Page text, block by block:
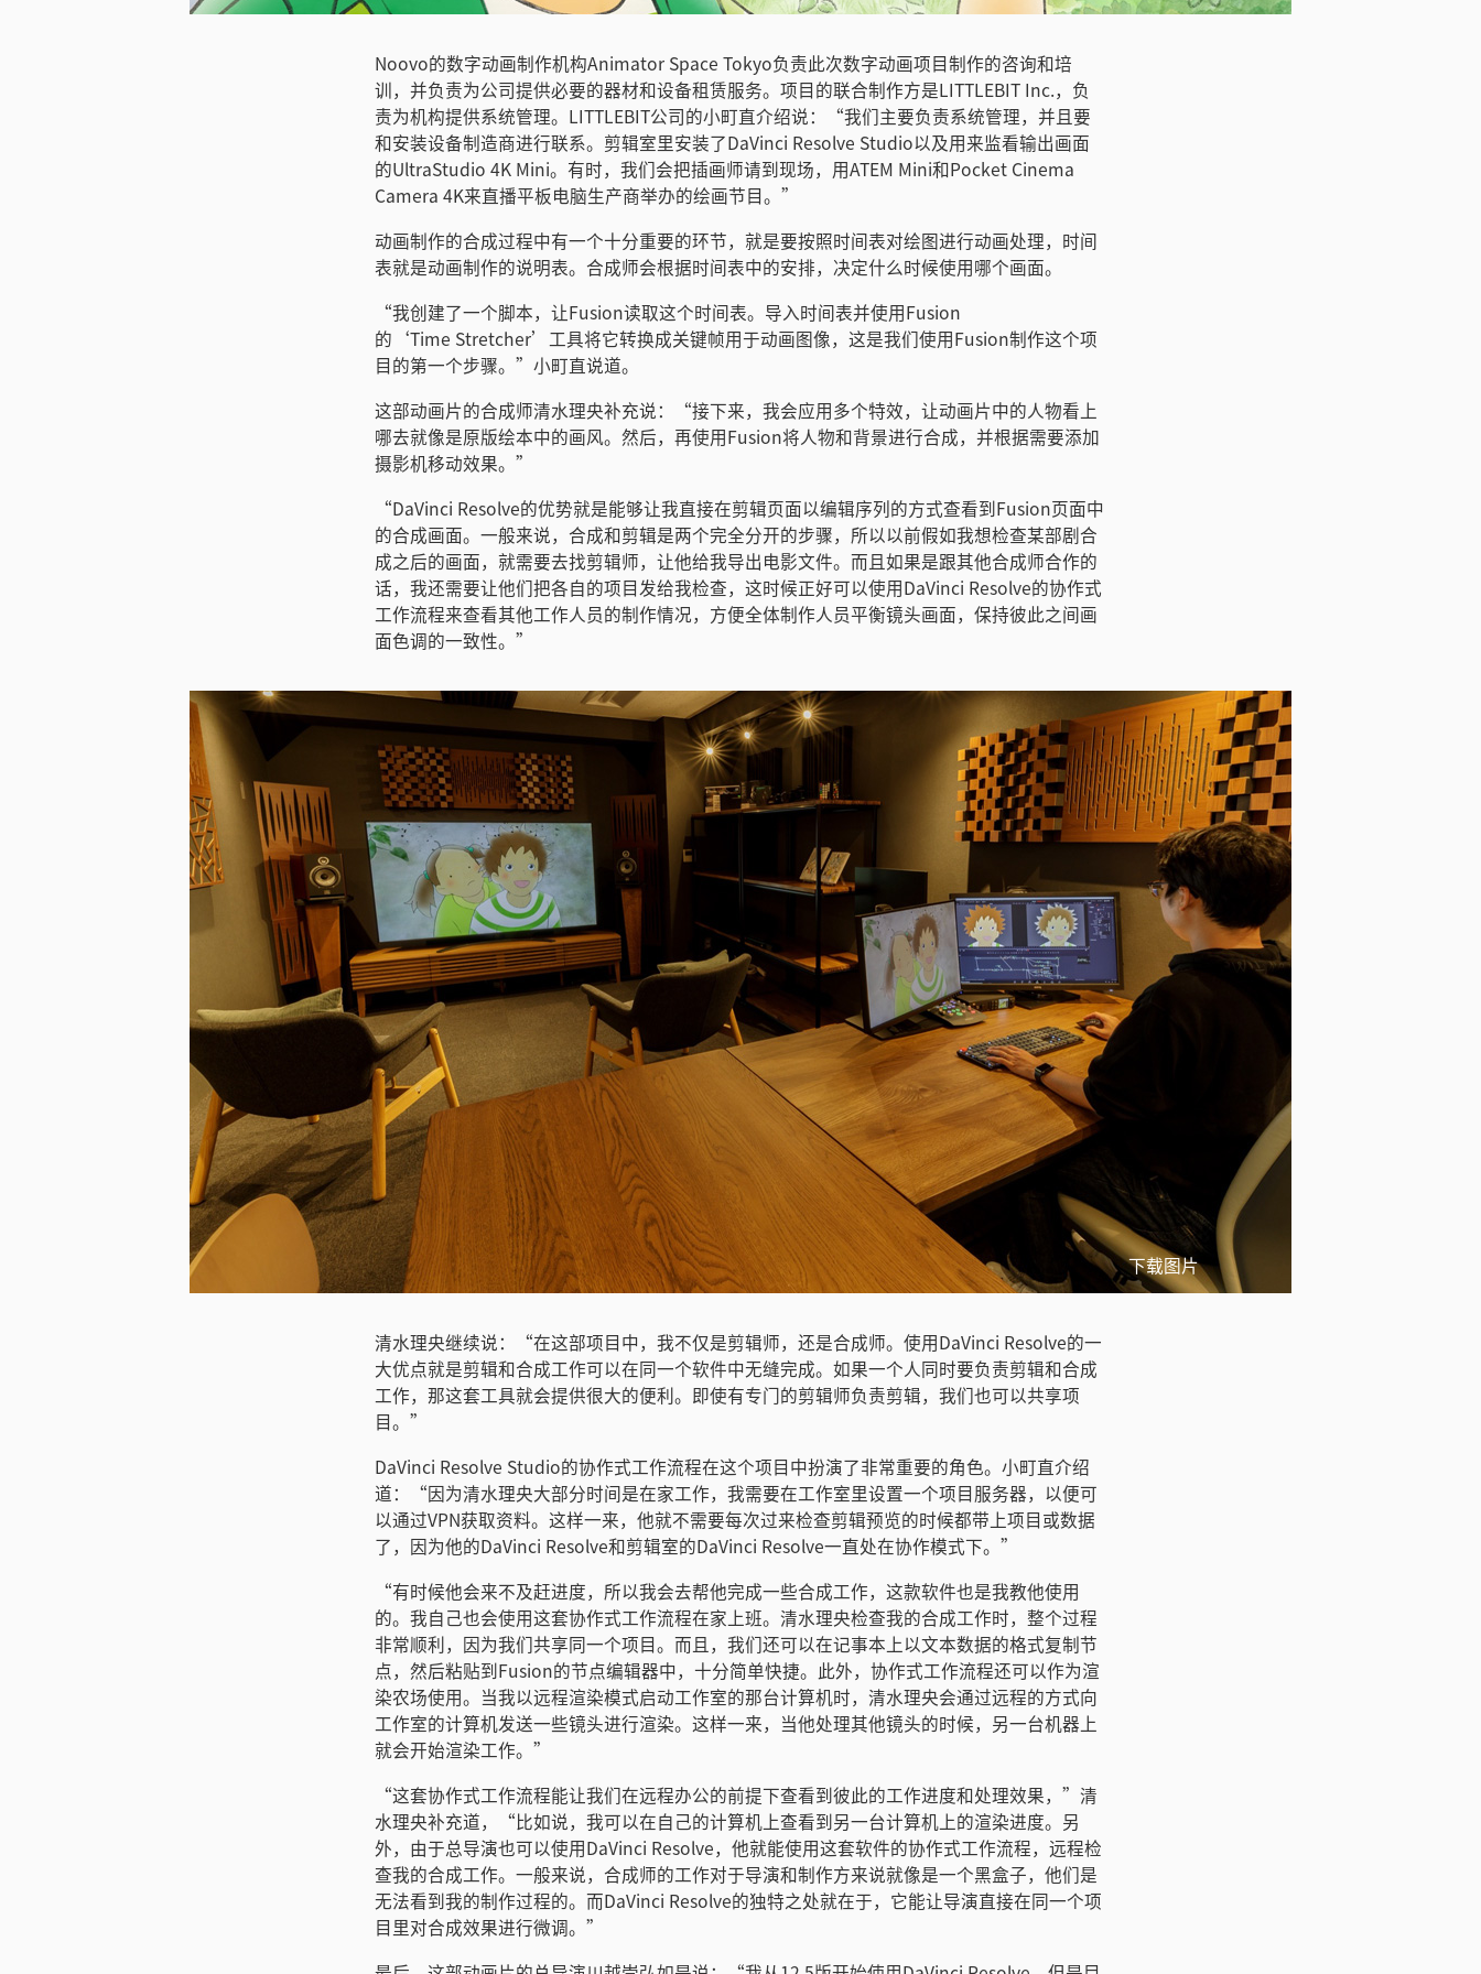
Noovo的数字动画制作机构Animator Space Tokyo负责此次数字动画项目制作的咨询和培
训，并负责为公司提供必要的器材和设备租赁服务。项目的联合制作方是LITTLEBIT Inc.，负
责为机构提供系统管理。LITTLEBIT公司的小町直介绍说：“我们主要负责系统管理，并且要
和安装设备制造商进行联系。剪辑室里安装了DaVinci Resolve Studio以及用来监看输出画面
的UltraStudio 4K Mini。有时，我们会把插画师请到现场，用ATEM Mini和Pocket Cinema
Camera 4K来直播平板电脑生产商举办的绘画节目。”
动画制作的合成过程中有一个十分重要的环节，就是要按照时间表对绘图进行动画处理，时间
表就是动画制作的说明表。合成师会根据时间表中的安排，决定什么时候使用哪个画面。
“我创建了一个脚本，让Fusion读取这个时间表。导入时间表并使用Fusion
的‘Time Stretcher’工具将它转换成关键帧用于动画图像，这是我们使用Fusion制作这个项
目的第一个步骤。”小町直说道。
这部动画片的合成师清水理央补充说：“接下来，我会应用多个特效，让动画片中的人物看上
哪去就像是原版绘本中的画风。然后，再使用Fusion将人物和背景进行合成，并根据需要添加
摄影机移动效果。”
“DaVinci Resolve的优势就是能够让我直接在剪辑页面以编辑序列的方式查看到Fusion页面中
的合成画面。一般来说，合成和剪辑是两个完全分开的步骤，所以以前假如我想检查某部剧合
成之后的画面，就需要去找剪辑师，让他给我导出电影文件。而且如果是跟其他合成师合作的
话，我还需要让他们把各自的项目发给我检查，这时候正好可以使用DaVinci Resolve的协作式
工作流程来查看其他工作人员的制作情况，方便全体制作人员平衡镜头画面，保持彼此之间画
面色调的一致性。”
下载图片
清水理央继续说：“在这部项目中，我不仅是剪辑师，还是合成师。使用DaVinci Resolve的一
大优点就是剪辑和合成工作可以在同一个软件中无缝完成。如果一个人同时要负责剪辑和合成
工作，那这套工具就会提供很大的便利。即使有专门的剪辑师负责剪辑，我们也可以共享项
目。”
DaVinci Resolve Studio的协作式工作流程在这个项目中扮演了非常重要的角色。小町直介绍
道：“因为清水理央大部分时间是在家工作，我需要在工作室里设置一个项目服务器，以便可
以通过VPN获取资料。这样一来，他就不需要每次过来检查剪辑预览的时候都带上项目或数据
了，因为他的DaVinci Resolve和剪辑室的DaVinci Resolve一直处在协作模式下。”
“有时候他会来不及赶进度，所以我会去帮他完成一些合成工作，这款软件也是我教他使用
的。我自己也会使用这套协作式工作流程在家上班。清水理央检查我的合成工作时，整个过程
非常顺利，因为我们共享同一个项目。而且，我们还可以在记事本上以文本数据的格式复制节
点，然后粘贴到Fusion的节点编辑器中，十分简单快捷。此外，协作式工作流程还可以作为渲
染农场使用。当我以远程渲染模式启动工作室的那台计算机时，清水理央会通过远程的方式向
工作室的计算机发送一些镜头进行渲染。这样一来，当他处理其他镜头的时候，另一台机器上
就会开始渲染工作。”
“这套协作式工作流程能让我们在远程办公的前提下查看到彼此的工作进度和处理效果，”清
水理央补充道，“比如说，我可以在自己的计算机上查看到另一台计算机上的渲染进度。另
外，由于总导演也可以使用DaVinci Resolve，他就能使用这套软件的协作式工作流程，远程检
查我的合成工作。一般来说，合成师的工作对于导演和制作方来说就像是一个黑盒子，他们是
无法看到我的制作过程的。而DaVinci Resolve的独特之处就在于，它能让导演直接在同一个项
目里对合成效果进行微调。”